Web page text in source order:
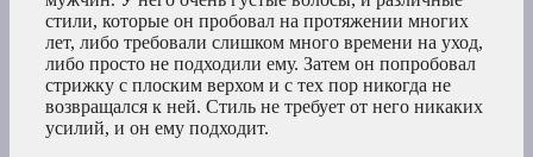
стили, которые он пробовал на протяжении многих
лет, либо требовали слишком много времени на уход,
либо просто не подходили ему. Затем он попробовал
стрижку с плоским верхом и с тех пор никогда не
возвращался к ней. Стиль не требует от него никаких
усилий, и он ему подходит.